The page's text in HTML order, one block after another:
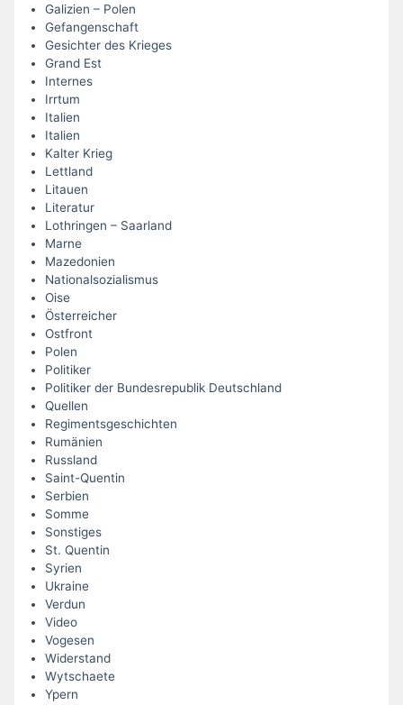
Galizien – Polen
Gefangenschaft
Gesichter des Krieges
Grand Est
Internes
Irrtum
Italien
Italien
Kalter Krieg
Lettland
Litauen
Literatur
Lothringen – Saarland
Marne
Mazedonien
Nationalsozialismus
Oise
Österreicher
Ostfront
Polen
Politiker
Politiker der Bundesrepublik Deutschland
Quellen
Regimentsgeschichten
Rumänien
Russland
Saint-Quentin
Serbien
Somme
Sonstiges
St. Quentin
Syrien
Ukraine
Verdun
Video
Vogesen
Widerstand
Wytschaete
Ypern